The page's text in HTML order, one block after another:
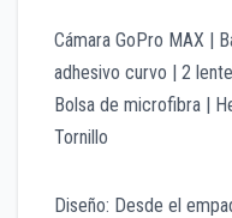
Cámara GoPro MAX |
adhesivo curvo | 2
Bolsa de microfibra |
Tornillo
Diseño: Desde el